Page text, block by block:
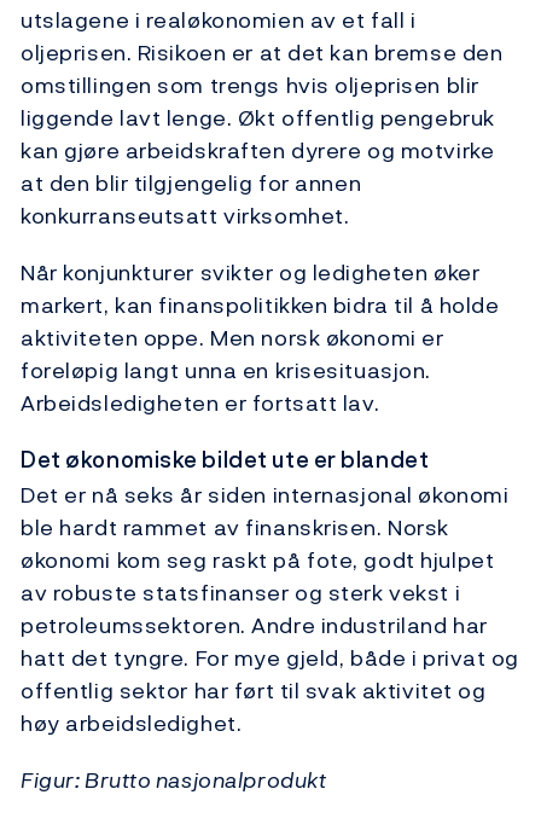
utslagene i realøkonomien av et fall i
oljeprisen. Risikoen er at det kan bremse den
omstillingen som trengs hvis oljeprisen blir
liggende lavt lenge. Økt offentlig pengebruk
kan gjøre arbeidskraften dyrere og motvirke
at den blir tilgjengelig for annen
konkurranseutsatt virksomhet.
Når konjunkturer svikter og ledigheten øker
markert, kan finanspolitikken bidra til å holde
aktiviteten oppe. Men norsk økonomi er
foreløpig langt unna en krisesituasjon.
Arbeidsledigheten er fortsatt lav.
Det økonomiske bildet ute er blandet
Det er nå seks år siden internasjonal økonomi
ble hardt rammet av finanskrisen. Norsk
økonomi kom seg raskt på fote, godt hjulpet
av robuste statsfinanser og sterk vekst i
petroleumssektoren. Andre industriland har
hatt det tyngre. For mye gjeld, både i privat og
offentlig sektor har ført til svak aktivitet og
høy arbeidsledighet.
Figur: Brutto nasjonalprodukt